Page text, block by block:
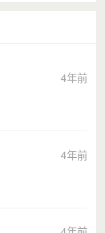
4年前
4年前